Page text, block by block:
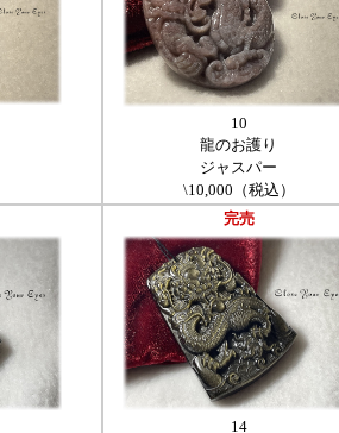
10
龍のお護り
ジャスパー
\10,000（税込）
完売
14